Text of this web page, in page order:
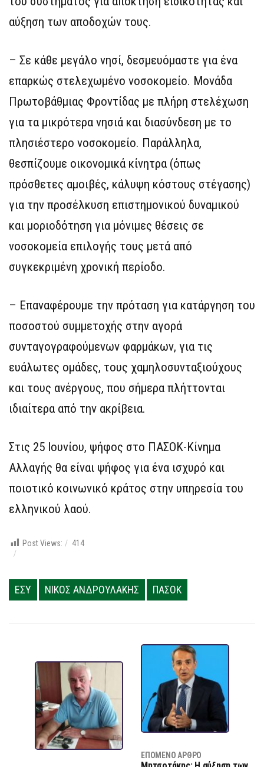
αύξηση των αποδοχών τους.
– Σε κάθε μεγάλο νησί, δεσμευόμαστε για ένα
επαρκώς στελεχωμένο νοσοκομείο. Μονάδα
Πρωτοβάθμιας Φροντίδας με πλήρη στελέχωση
για τα μικρότερα νησιά και διασύνδεση με το
πλησιέστερο νοσοκομείο. Παράλληλα,
θεσπίζουμε οικονομικά κίνητρα (όπως
πρόσθετες αμοιβές, κάλυψη κόστους στέγασης)
για την προσέλκυση επιστημονικού δυναμικού
και μοριοδότηση για μόνιμες θέσεις σε
νοσοκομεία επιλογής τους μετά από
συγκεκριμένη χρονική περίοδο.
– Επαναφέρουμε την πρόταση για κατάργηση του
ποσοστού συμμετοχής στην αγορά
συνταγογραφούμενων φαρμάκων, για τις
ευάλωτες ομάδες, τους χαμηλοσυνταξιούχους
και τους ανέργους, που σήμερα πλήττονται
ιδιαίτερα από την ακρίβεια.
Στις 25 Ιουνίου, ψήφος στο ΠΑΣΟΚ-Κίνημα
Αλλαγής θα είναι ψήφος για ένα ισχυρό και
ποιοτικό κοινωνικό κράτος στην υπηρεσία του
ελληνικού λαού.
Post Views: 414
ΕΣΥ ΝΙΚΟΣ ΑΝΔΡΟΥΛΑΚΗΣ ΠΑΣΟΚ
ΕΠΌΜΕΝΟ ΆΡΘΡΟ